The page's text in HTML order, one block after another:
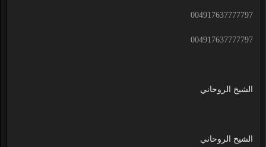
004917637777797
004917637777797
الشيخ الروحاني
الشيخ الروحاني